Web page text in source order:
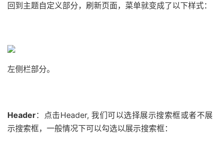
回到主题自定义部分，刷新页面，菜单就变成了以下样式：
左侧栏部分。
Header：点击Header, 我们可以选择展示搜索框或者不展
示搜索框，一般情况下可以勾选以展示搜索框：